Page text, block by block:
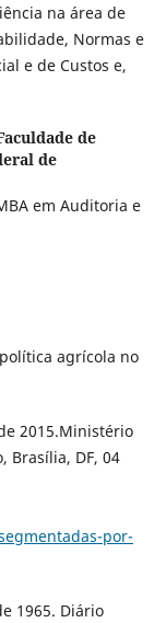
na área de
Normas e
e de Custos e,
de
de
em Auditoria e
política agrícola no
2015.Ministério
Brasília, DF, 04
por-
1965. Diário